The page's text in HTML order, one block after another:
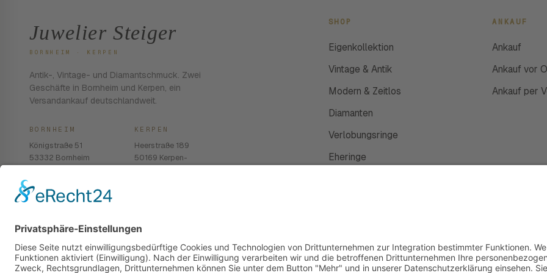
Juwelier Steiger
BORNHEIM · KERPEN
Antik-, Vintage- und Diamantschmuck. Zwei
Geschäfte in Bornheim und Kerpen, ein
Versandankauf deutschlandweit.
BORNHEIM
Königstraße 51
53332 Bornheim
KERPEN
Heerstraße 189
50169 Kerpen-
SHOP
Eigenkollektion
Vintage & Antik
Modern & Zeitlos
Diamanten
Verlobungsringe
Eheringe
ANKAUF
Ankauf
Ankauf vor
Ankauf per